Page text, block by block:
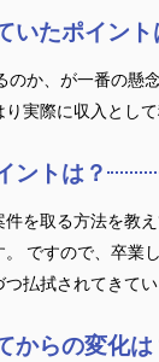
いたポイント
のか、が一番の懸
実際に収入とし
ントは？
を取る方法を教
ですので、卒業
払拭されてきてい
からの変化は